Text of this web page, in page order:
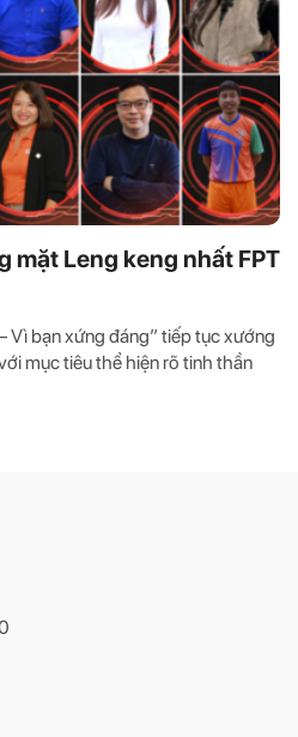
mặt Leng keng nhất FPT
Vì bạn xứng đáng” tiếp tục xướng
mục tiêu thể hiện rõ tinh thần